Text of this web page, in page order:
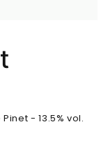
- 13.5% vol.